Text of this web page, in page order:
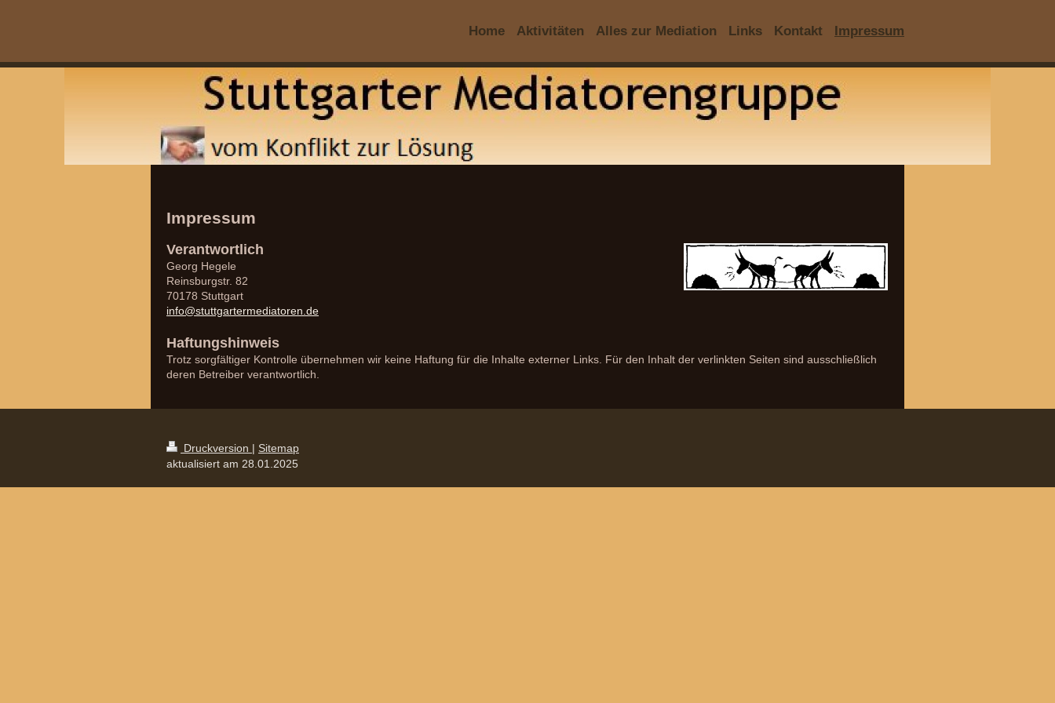
Home Aktivitäten Alles zur Mediation Links Kontakt Impressum
Impressum
Verantwortlich
Georg Hegele
Reinsburgstr. 82
70178 Stuttgart
info@stuttgartermediatoren.de
Haftungshinweis
Trotz sorgfältiger Kontrolle übernehmen wir keine Haftung für die Inhalte externer Links. Für den Inhalt der verlinkten Seiten sind ausschließlich
deren Betreiber verantwortlich.
Druckversion | Sitemap
aktualisiert am 28.01.2025